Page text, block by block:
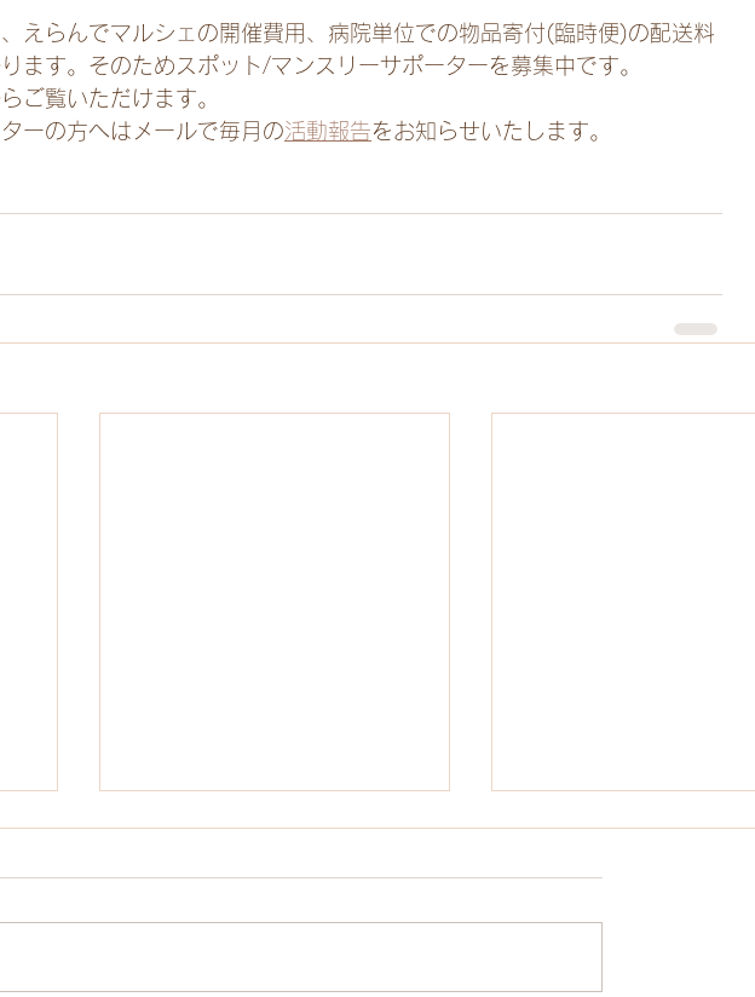
えらんでマルシェの開催費用、病院単位での物品寄付(臨時便)の配送料
ます。そのためスポット/マンスリーサポーターを募集中です。
ご覧いただけます。
ーの方へはメールで毎月の活動報告をお知らせいたします。